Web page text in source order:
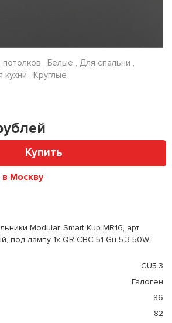
, Белые , Для спальни ,
, Круглые
Купить
в Москву
Modular. Smart Kup MR16, арт
под лампу 1x QR-CBC 51 Gu 5.3 50W.
GU5.3
Галоген
86
82